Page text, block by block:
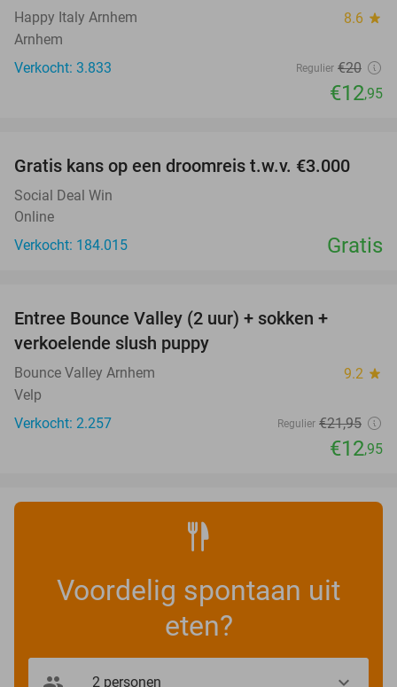
Happy Italy Arnhem 8.6 star
Arnhem
Verkocht: 3.833
Regulier €20
€12,95
Gratis kans op een droomreis t.w.v. €3.000
Social Deal Win
Online
Verkocht: 184.015
Gratis
Entree Bounce Valley (2 uur) + sokken +
verkoelende slush puppy
Bounce Valley Arnhem 9.2 star
Velp
Verkocht: 2.257
Regulier €21,95
€12,95
Voordelig spontaan uit
eten?